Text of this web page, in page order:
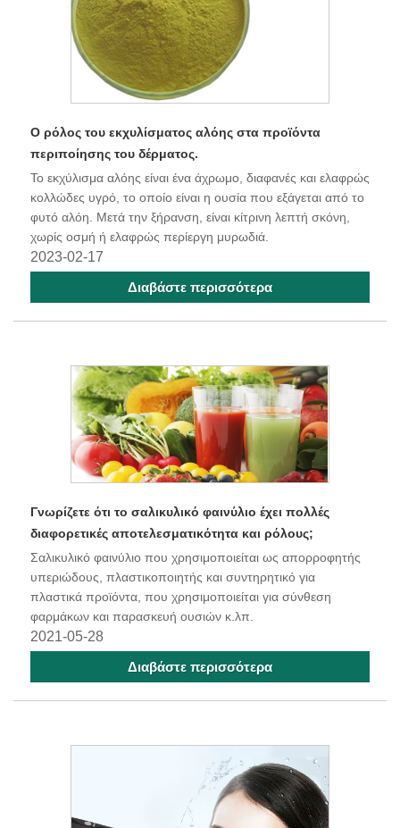
Ο ρόλος του εκχυλίσματος αλόης στα προϊόντα
περιποίησης του δέρματος.
Το εκχύλισμα αλόης είναι ένα άχρωμο, διαφανές και ελαφρώς
κολλώδες υγρό, το οποίο είναι η ουσία που εξάγεται από το
φυτό αλόη. Μετά την ξήρανση, είναι κίτρινη λεπτή σκόνη,
χωρίς οσμή ή ελαφρώς περίεργη μυρωδιά.
2023-02-17
Διαβάστε περισσότερα
Γνωρίζετε ότι το σαλικυλικό φαινύλιο έχει πολλές
διαφορετικές αποτελεσματικότητα και ρόλους;
Σαλικυλικό φαινύλιο που χρησιμοποιείται ως απορροφητής
υπεριώδους, πλαστικοποιητής και συντηρητικό για
πλαστικά προϊόντα, που χρησιμοποιείται για σύνθεση
φαρμάκων και παρασκευή ουσιών κ.λπ.
2021-05-28
Διαβάστε περισσότερα